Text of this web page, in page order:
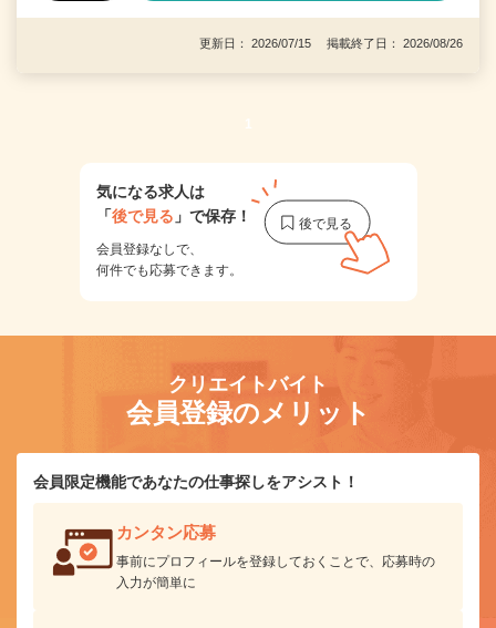
更新日： 2026/07/15 掲載終了日： 2026/08/26
1
気になる求人は
「後で見る 」で保存！
会員登録なしで、
何件でも応募できます。
クリエイトバイト
会員登録のメリット
会員限定機能であなたの仕事探しをアシスト！
カンタン応募
事前にプロフィールを登録しておくことで、応募時の
入力が簡単に